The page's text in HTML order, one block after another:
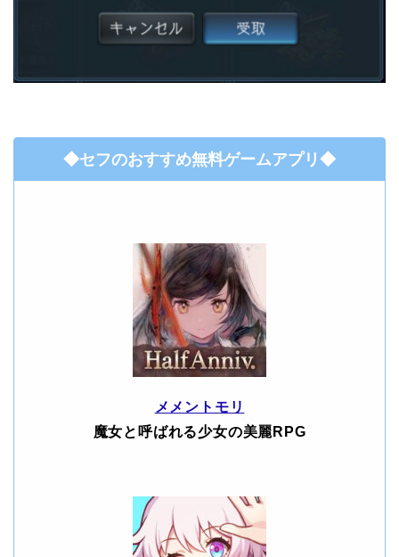
◆セフのおすすめ無料ゲームアプリ◆
メメントモリ
魔女と呼ばれる少女の美麗RPG